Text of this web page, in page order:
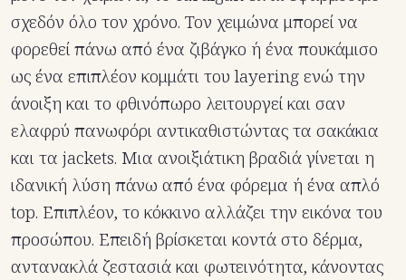
σχεδόν όλο τον χρόνο. Τον χειμώνα μπορεί να
φορεθεί πάνω από ένα ζιβάγκο ή ένα πουκάμισο
ως ένα επιπλέον κομμάτι του layering ενώ την
άνοιξη και το φθινόπωρο λειτουργεί και σαν
ελαφρύ πανωφόρι αντικαθιστώντας τα σακάκια
και τα jackets. Μια ανοιξιάτικη βραδιά γίνεται η
ιδανική λύση πάνω από ένα φόρεμα ή ένα απλό
top. Επιπλέον, το κόκκινο αλλάζει την εικόνα του
προσώπου. Επειδή βρίσκεται κοντά στο δέρμα,
αντανακλά ζεστασιά και φωτεινότητα, κάνοντας